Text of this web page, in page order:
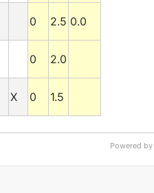
0 2.5 0.0
0 2.0
X 0 1.5
Powered by